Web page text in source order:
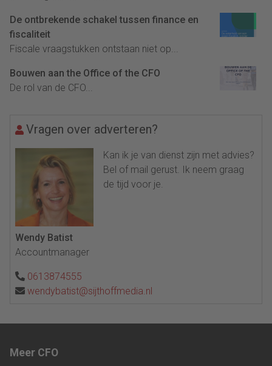
De ontbrekende schakel tussen finance en
fiscaliteit
Fiscale vraagstukken ontstaan niet op...
Bouwen aan the Office of the CFO
De rol van de CFO...
Vragen over adverteren?
Kan ik je van dienst zijn met advies?
Bel of mail gerust. Ik neem graag
de tijd voor je.
Wendy Batist
Accountmanager
0613874555
wendybatist@sijthoffmedia.nl
Meer CFO